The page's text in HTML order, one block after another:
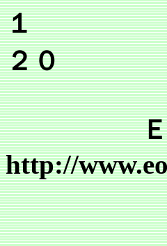
１ ＦＡ
２０
Ｅ－ｍａ
http://